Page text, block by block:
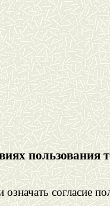
пользования
согласие